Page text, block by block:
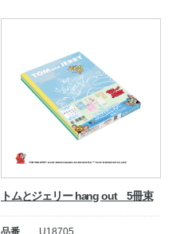
トムとジェリー hang out 5冊束
品番 U18705